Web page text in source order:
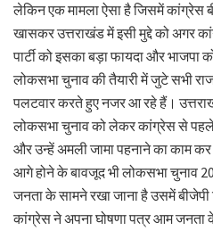
लेकिन एक मामला ऐसा है जिसमें
खासकर उत्तराखंड में इसी मुद्दे को अगर
पार्टी को इसका बड़ा फायदा और
लोकसभा चुनाव की तैयारी में जुटे सभी
पलटवार करते हुए नजर आ रहे हैं।
लोकसभा चुनाव को लेकर कांग्रेस से पहले
और उन्हें अमली जामा पहनाने का काम कर
आगे होने के बावजूद भी लोकसभा चुनाव
जनता के सामने रखा जाना है उसमें
कांग्रेस ने अपना घोषणा पत्र आम जनता